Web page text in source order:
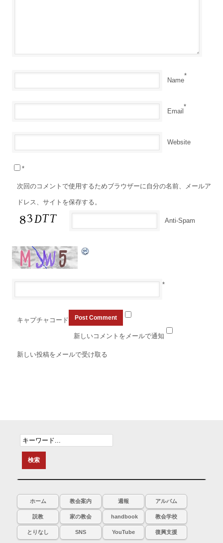
Name
*
Email
*
Website
次回のコメントで使用するためブラウザーに自分の名前、メールア
ドレス、サイトを保存する。
Anti-Spam
*
キャプチャコード
*
新しいコメントをメールで通知
新しい投稿をメールで受け取る
ホーム 教会案内 週報 アルバム
説教 家の教会 handbook 教会学校
とりなし SNS YouTube 復興支援